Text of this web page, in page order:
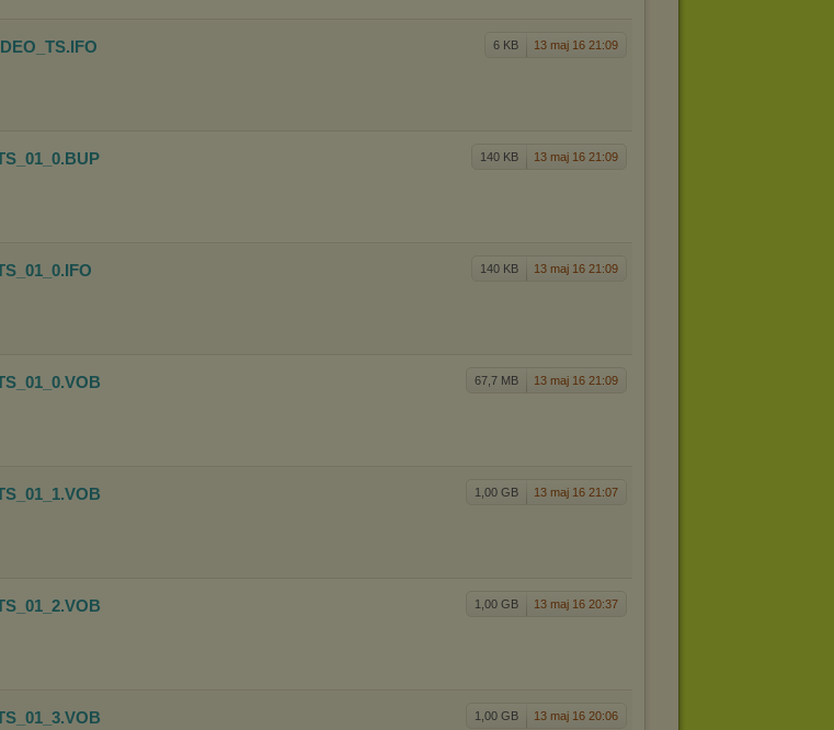
6 KB 13 maj 16 21:09
.IFO
140 KB 13 maj 16 21:09
.BUP
140 KB 13 maj 16 21:09
.IFO
67,7 MB 13 maj 16 21:09
.VOB
1,00 GB 13 maj 16 21:07
.VOB
1,00 GB 13 maj 16 20:37
.VOB
1,00 GB 13 maj 16 20:06
.VOB